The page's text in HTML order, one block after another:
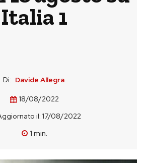
Italia 1
Di: Davide Allegra
18/08/2022
il: 17/08/2022
1 min.